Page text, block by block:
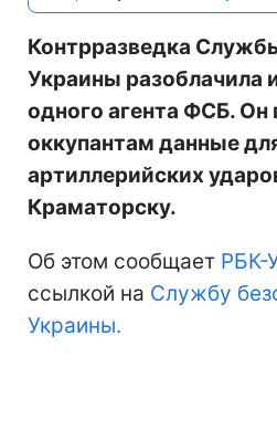
Контрразведка
Украины разоблачила
одного агента ФСБ. Он
оккупантам данные
артиллерийских
Краматорску.
Об этом сообщает РБК-
ссылкой на Службу
Украины.